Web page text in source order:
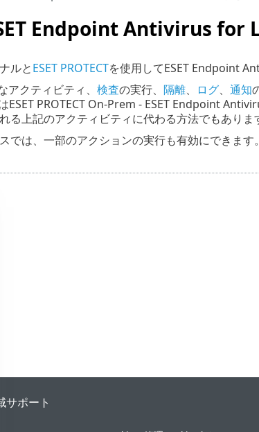
Endpoint Antivirus for
ルとESET PROTECTを使用してESET Endpoint
アクティビティ、 検査の実行、 隔離、 ログ、 通知
ESET PROTECT On-Prem - ESET Endpoint
る上記のアクティビティに代わる方法でもありま
では、一部のアクションの実行も有効にできます
サポート